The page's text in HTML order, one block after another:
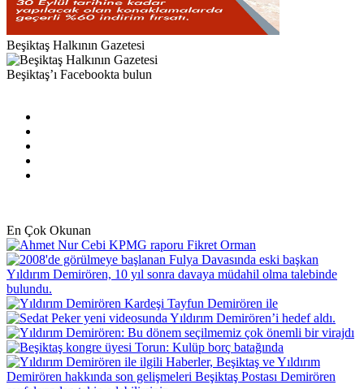
Beşiktaş Halkının Gazetesi
Beşiktaş’ı Facebookta bulun
En Çok Okunan